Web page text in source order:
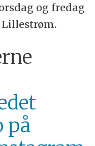
og fredag
Lillestrøm.
på